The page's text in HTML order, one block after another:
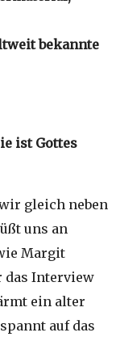
bekannte
ist Gottes
gleich neben
uns an
Margit
das Interview
ein alter
auf das